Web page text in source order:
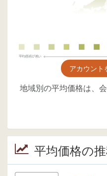
アカウント
地域別の平均価格は、
平均価格の